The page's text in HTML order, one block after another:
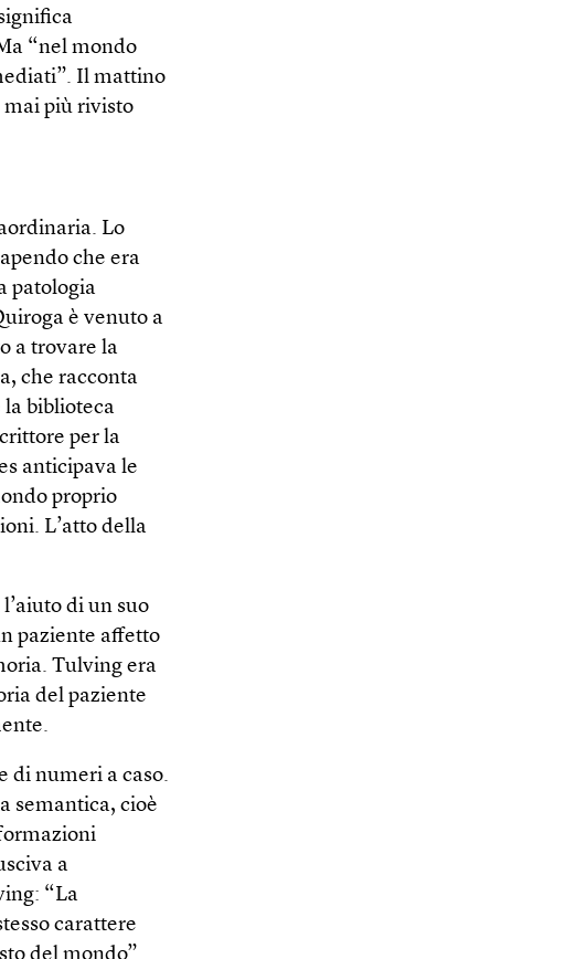
“nel mondo
Il mattino
mai più rivisto
Lo
che era
patologia
è venuto a
a trovare la
che racconta
biblioteca
per la
anticipava le
proprio
L’atto della
di un suo
paziente affetto
Tulving era
del paziente
di numeri a caso.
semantica, cioè
a
“La
carattere
del mondo”.